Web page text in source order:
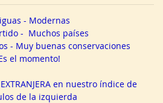
- Modernas
- Muchos países
- Muy buenas conservaciones
el momento!
en nuestro índice de
de la izquierda